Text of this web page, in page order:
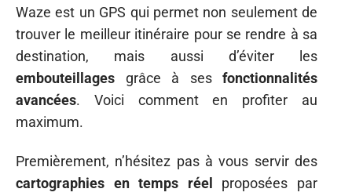
Waze est un GPS qui permet non seulement de
trouver le meilleur itinéraire pour se rendre à sa
destination, mais aussi d’éviter les
embouteillages grâce à ses fonctionnalités
avancées. Voici comment en profiter au
maximum.
Premièrement, n’hésitez pas à vous servir des
cartographies en temps réel
proposées par